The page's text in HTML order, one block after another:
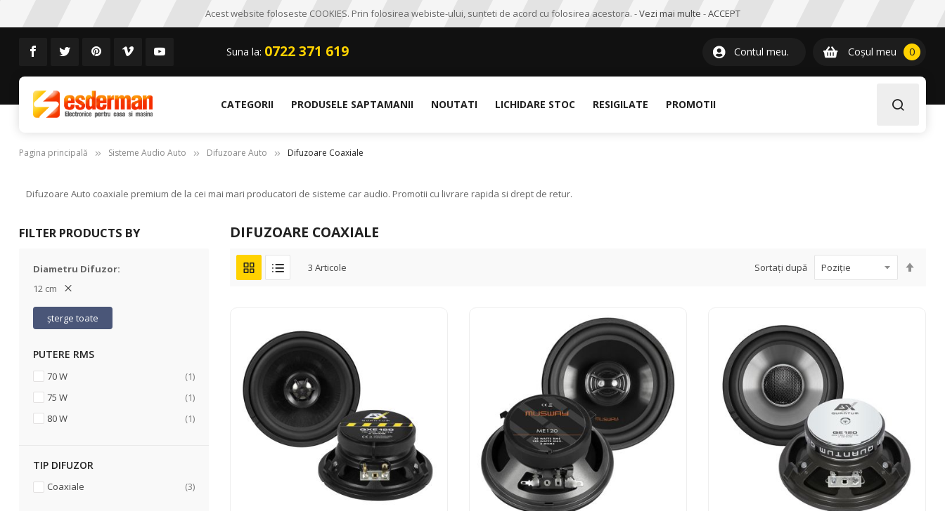
Acest website foloseste COOKIES. Prin folosirea webiste-ului, sunteti de acord cu folosirea acestora. -Vezi mai multe -ACCEPT
Suna la: 0722 371 619 Contul meu. Coșul meu 00item
CATEGORII PRODUSELE SAPTAMANII NOUTATI LICHIDARE STOC RESIGILATE PROMOTII
Pagina principală Sisteme Audio Auto Difuzoare Auto Difuzoare Coaxiale
Difuzoare Auto coaxiale premium de la cei mai mari producatori de sisteme car audio. Promotii cu livrare rapida si drept de retur.
DIFUZOARE COAXIALE
3 Articole Sortați după
FILTER PRODUCTS BY
Diametru Difuzor
12 cm
șterge toate
PUTERE RMS
70 W 1articol
75 W
1articol
80 W
1articol
TIP DIFUZOR
Coaxiale 3articole